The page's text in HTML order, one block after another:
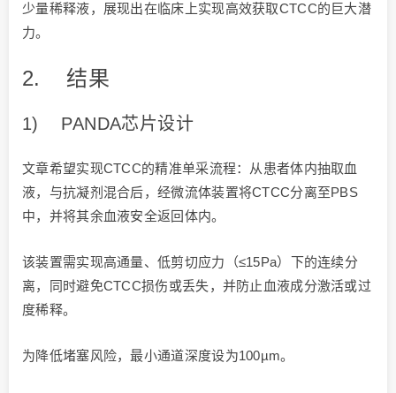
少量稀释液，展现出在临床上实现高效获取CTCC的巨大潜
力。
2. 结果
1) PANDA芯片设计
文章希望实现CTCC的精准单采流程：从患者体内抽取血
液，与抗凝剂混合后，经微流体装置将CTCC分离至PBS
中，并将其余血液安全返回体内。
该装置需实现高通量、低剪切应力（≤15Pa）下的连续分
离，同时避免CTCC损伤或丢失，并防止血液成分激活或过
度稀释。
为降低堵塞风险，最小通道深度设为100µm。